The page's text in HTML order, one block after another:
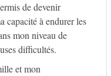
de devenir
capacité à endurer les
mon niveau de
difficultés.
et mon